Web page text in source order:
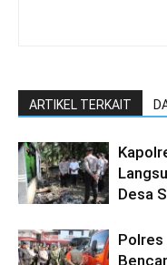
ARTIKEL TERKAIT
Desa
Polres